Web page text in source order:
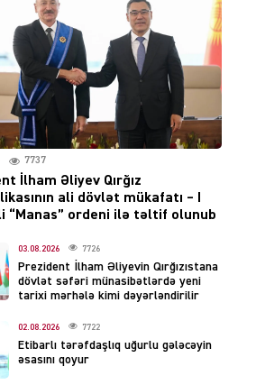
04.08.2026
Müharibə Rusiyanın belini
bükür
04.08.2026 3987
Ekranlardan uzaq qalan
məşhur aktrisanın yeni
çıxdı
04.08.2026 2149
Hüseyn Həsənov haqqında
həbs qərarı verildi –
Milyonluq əmlakı müsadirə
7737
İlham Əliyev Qırğız
ali dövlət mükafatı – I
“Manas” ordeni ilə təltif olunub
03.08.2026 7726
Prezident İlham Əliyevin Qırğızıstana
dövlət səfəri münasibətlərdə yeni
tarixi mərhələ kimi dəyərləndirilir
02.08.2026 7722
Etibarlı tərəfdaşlıq uğurlu gələcəyin
əsasını qoyur